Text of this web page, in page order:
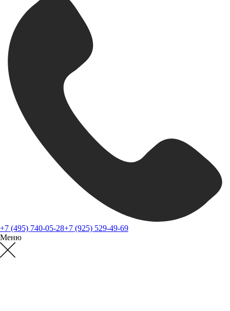
+7 (495) 740-05-28+7 (925) 529-49-69
Меню